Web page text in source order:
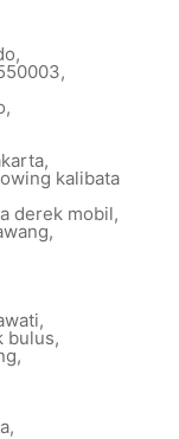
,
,
,
,
kalibata
derek mobil,
,
,
bulus,
,
,